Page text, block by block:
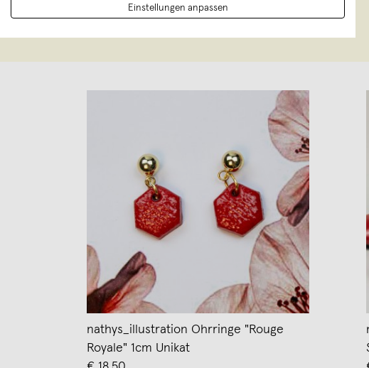
nathys_illustration Ohrringe "Rouge
Royale" 1cm Unikat
Einstellungen anpassen